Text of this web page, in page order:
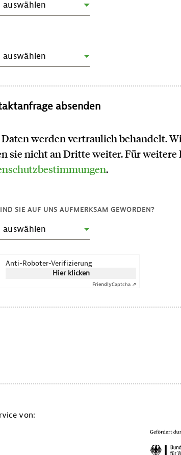
absenden
werden vertraulich behandelt.
sie nicht an Dritte weiter. Für
.
SIE AUF UNS AUFMERKSAM GEWORDEN?
Anti-Roboter-Verifizierung
Hier klicken
FriendlyCaptcha ⇗
von: